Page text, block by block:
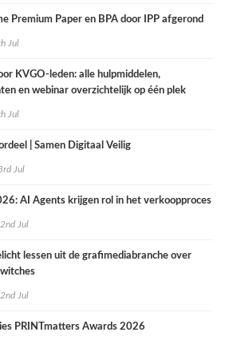
Premium Paper en BPA door IPP afgerond
Jul
KVGO-leden: alle hulpmiddelen,
en webinar overzichtelijk op één plek
Jul
| Samen Digitaal Veilig
Jul
AI Agents krijgen rol in het verkoopproces
Jul
lessen uit de grafimediabranche over
Jul
PRINTmatters Awards 2026